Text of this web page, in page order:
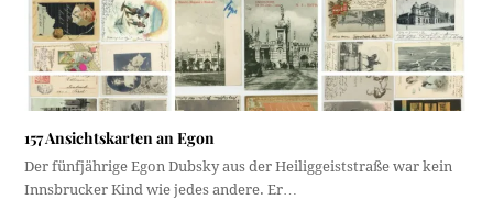
157 Ansichtskarten an Egon
Der fünfjährige Egon Dubsky aus der Heiliggeiststraße war kein
Innsbrucker Kind wie jedes andere. Er…